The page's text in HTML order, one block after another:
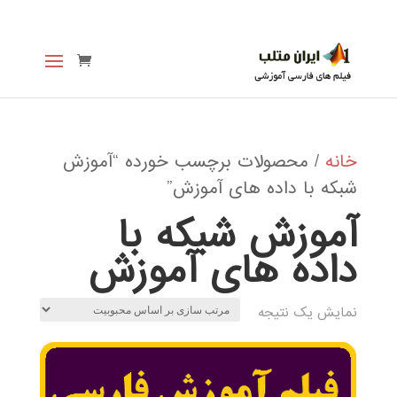
خانه / محصولات برچسب خورده “آموزش
شبکه با داده های آموزش”
آموزش شبکه با
داده های آموزش
نمایش یک نتیجه